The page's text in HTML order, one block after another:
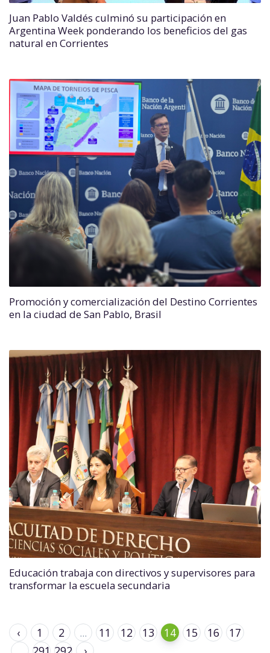
Juan Pablo Valdés culminó su participación en
Argentina Week ponderando los beneficios del gas
natural en Corrientes
Promoción y comercialización del Destino Corrientes
en la ciudad de San Pablo, Brasil
Educación trabaja con directivos y supervisores para
transformar la escuela secundaria
‹ 1 2 ... 11 12 13 14 15 16
17